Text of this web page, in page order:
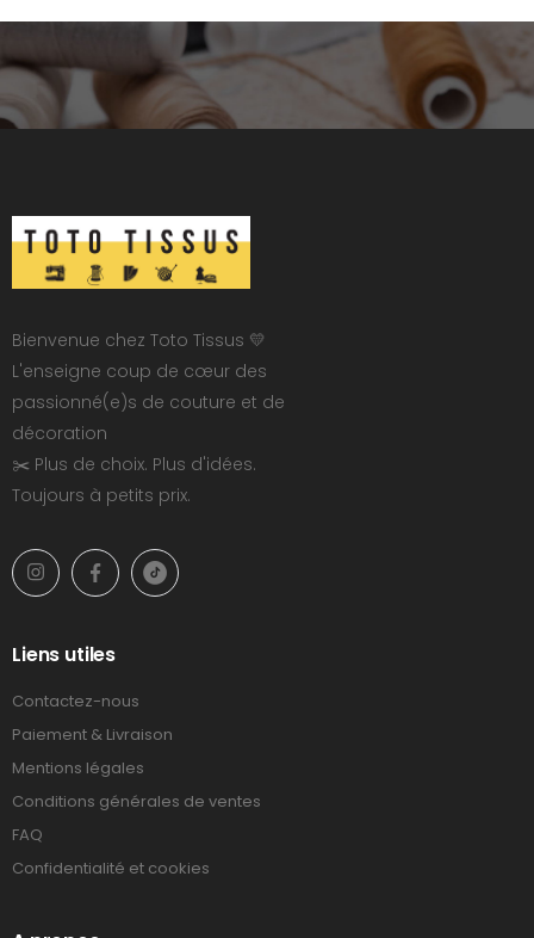
Bienvenue chez Toto Tissus 💛
L'enseigne coup de cœur des
passionné(e)s de couture et de
décoration
✂️ Plus de choix. Plus d'idées.
Toujours à petits prix.
Liens utiles
Contactez-nous
Paiement & Livraison
Mentions légales
Conditions générales de ventes
FAQ
Confidentialité et cookies